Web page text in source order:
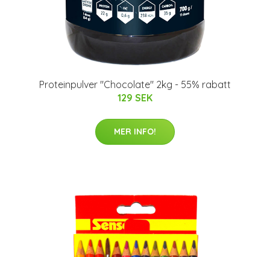
Proteinpulver "Chocolate" 2kg - 55% rabatt
129 SEK
MER INFO!